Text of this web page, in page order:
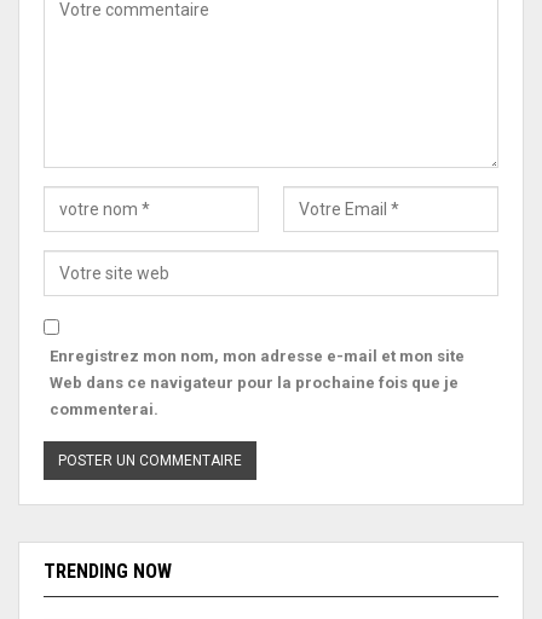
Enregistrez mon nom, mon adresse e-mail et mon site
Web dans ce navigateur pour la prochaine fois que je
commenterai.
TRENDING NOW